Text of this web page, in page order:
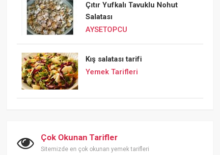
Çıtır Yufkalı Tavuklu Nohut
Salatası
AYSETOPCU
Kış salatası tarifi
Yemek Tarifleri
Çok Okunan Tarifler
Sitemizde en çok okunan yemek tarifleri